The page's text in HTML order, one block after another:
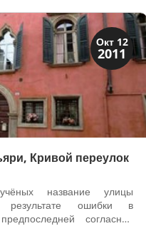
Окт 12
2011
Кривой переулок
название улицы
ошибки в
согласной